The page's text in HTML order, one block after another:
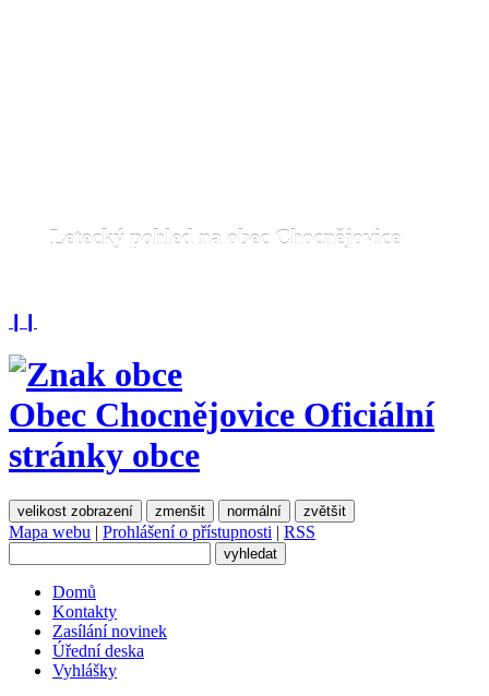
Letecký pohled na obec Chocnějovice
Obec Chocnějovice Oficiální
stránky obce
velikost zobrazení zmenšit normální zvětšit
Mapa webu | Prohlášení o přístupnosti | RSS
Domů
Kontakty
Zasílání novinek
Úřední deska
Vyhlášky